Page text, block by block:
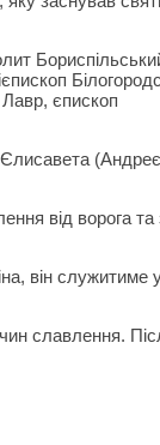
Лавр, єпископ
від ворога та
він служитиме
славлення.